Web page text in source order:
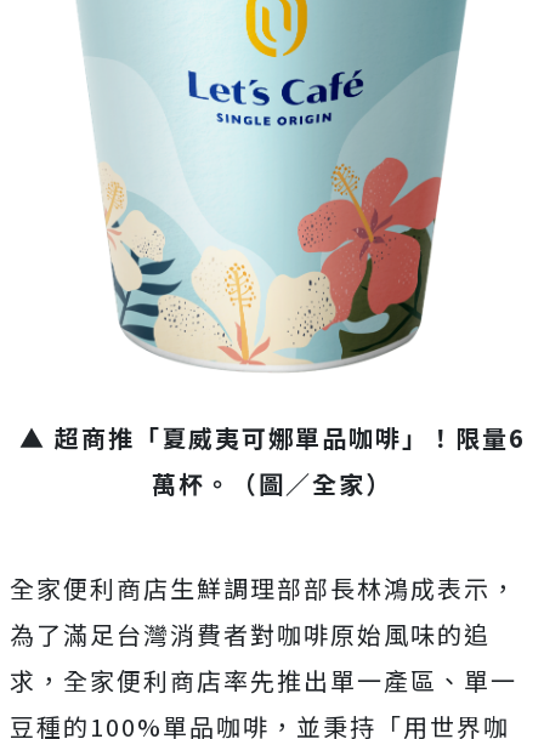
▲ 超商推「夏威夷可娜單品咖啡」！限量6
萬杯。（圖／全家）
全家便利商店生鮮調理部部長林鴻成表示，
為了滿足台灣消費者對咖啡原始風味的追
求，全家便利商店率先推出單一產區、單一
豆種的100%單品咖啡，並秉持「用世界咖